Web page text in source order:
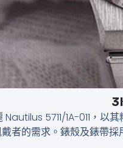
5711/1A-011，以
者的需求。錶殼及錶帶